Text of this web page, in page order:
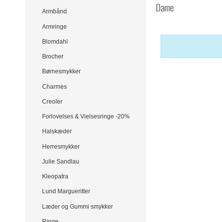
Armbånd
Armringe
Blomdahl
Brocher
Børnesmykker
Charmes
Creoler
Forlovelses & Vielsesringe -20%
Halskæder
Herresmykker
Julie Sandlau
Kleopatra
Lund Margueritter
Læder og Gummi smykker
Dame